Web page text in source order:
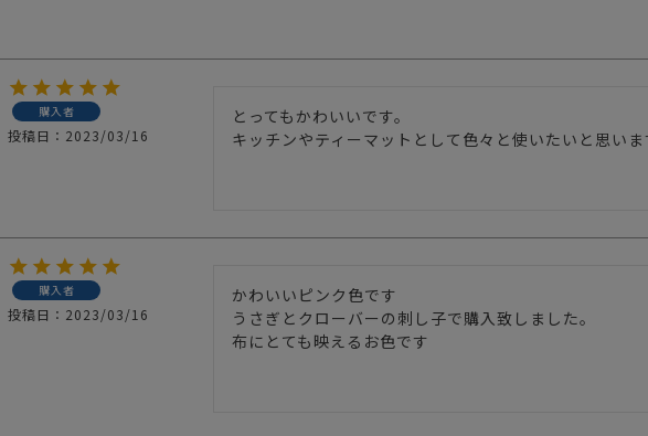
購入者
投稿日 2023/03/16
とってもかわいいです。
キッチンやティーマットとして色々と使いたいと思いま
購入者
投稿日 2023/03/16
かわいいピンク色です
うさぎとクローバーの刺し子で購入致しました。
布にとても映えるお色です